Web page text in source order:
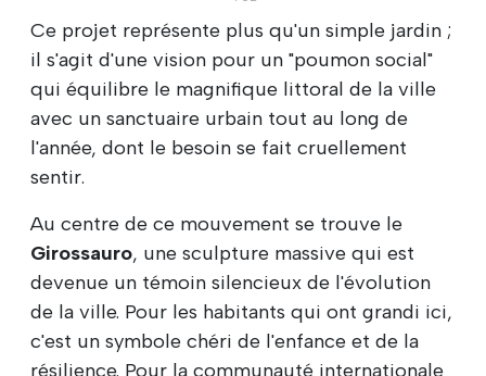
Ce projet représente plus qu'un simple jardin ;
il s'agit d'une vision pour un "poumon social"
qui équilibre le magnifique littoral de la ville
avec un sanctuaire urbain tout au long de
l'année, dont le besoin se fait cruellement
sentir.
Au centre de ce mouvement se trouve le
Girossauro, une sculpture massive qui est
devenue un témoin silencieux de l'évolution
de la ville. Pour les habitants qui ont grandi ici,
c'est un symbole chéri de l'enfance et de la
résilience. Pour la communauté internationale